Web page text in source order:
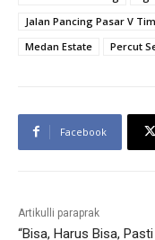
Jalan Pancing Pasar V
Medan Estate
Percut
Facebook
Artikulli paraprak
“Bisa, Harus Bisa, Pasti